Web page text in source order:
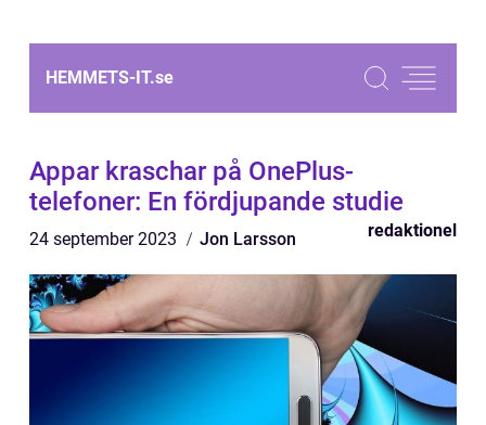
HEMMETS-IT.se
Appar kraschar på OnePlus-
telefoner: En fördjupande studie
24 september 2023 Jon Larsson redaktionel